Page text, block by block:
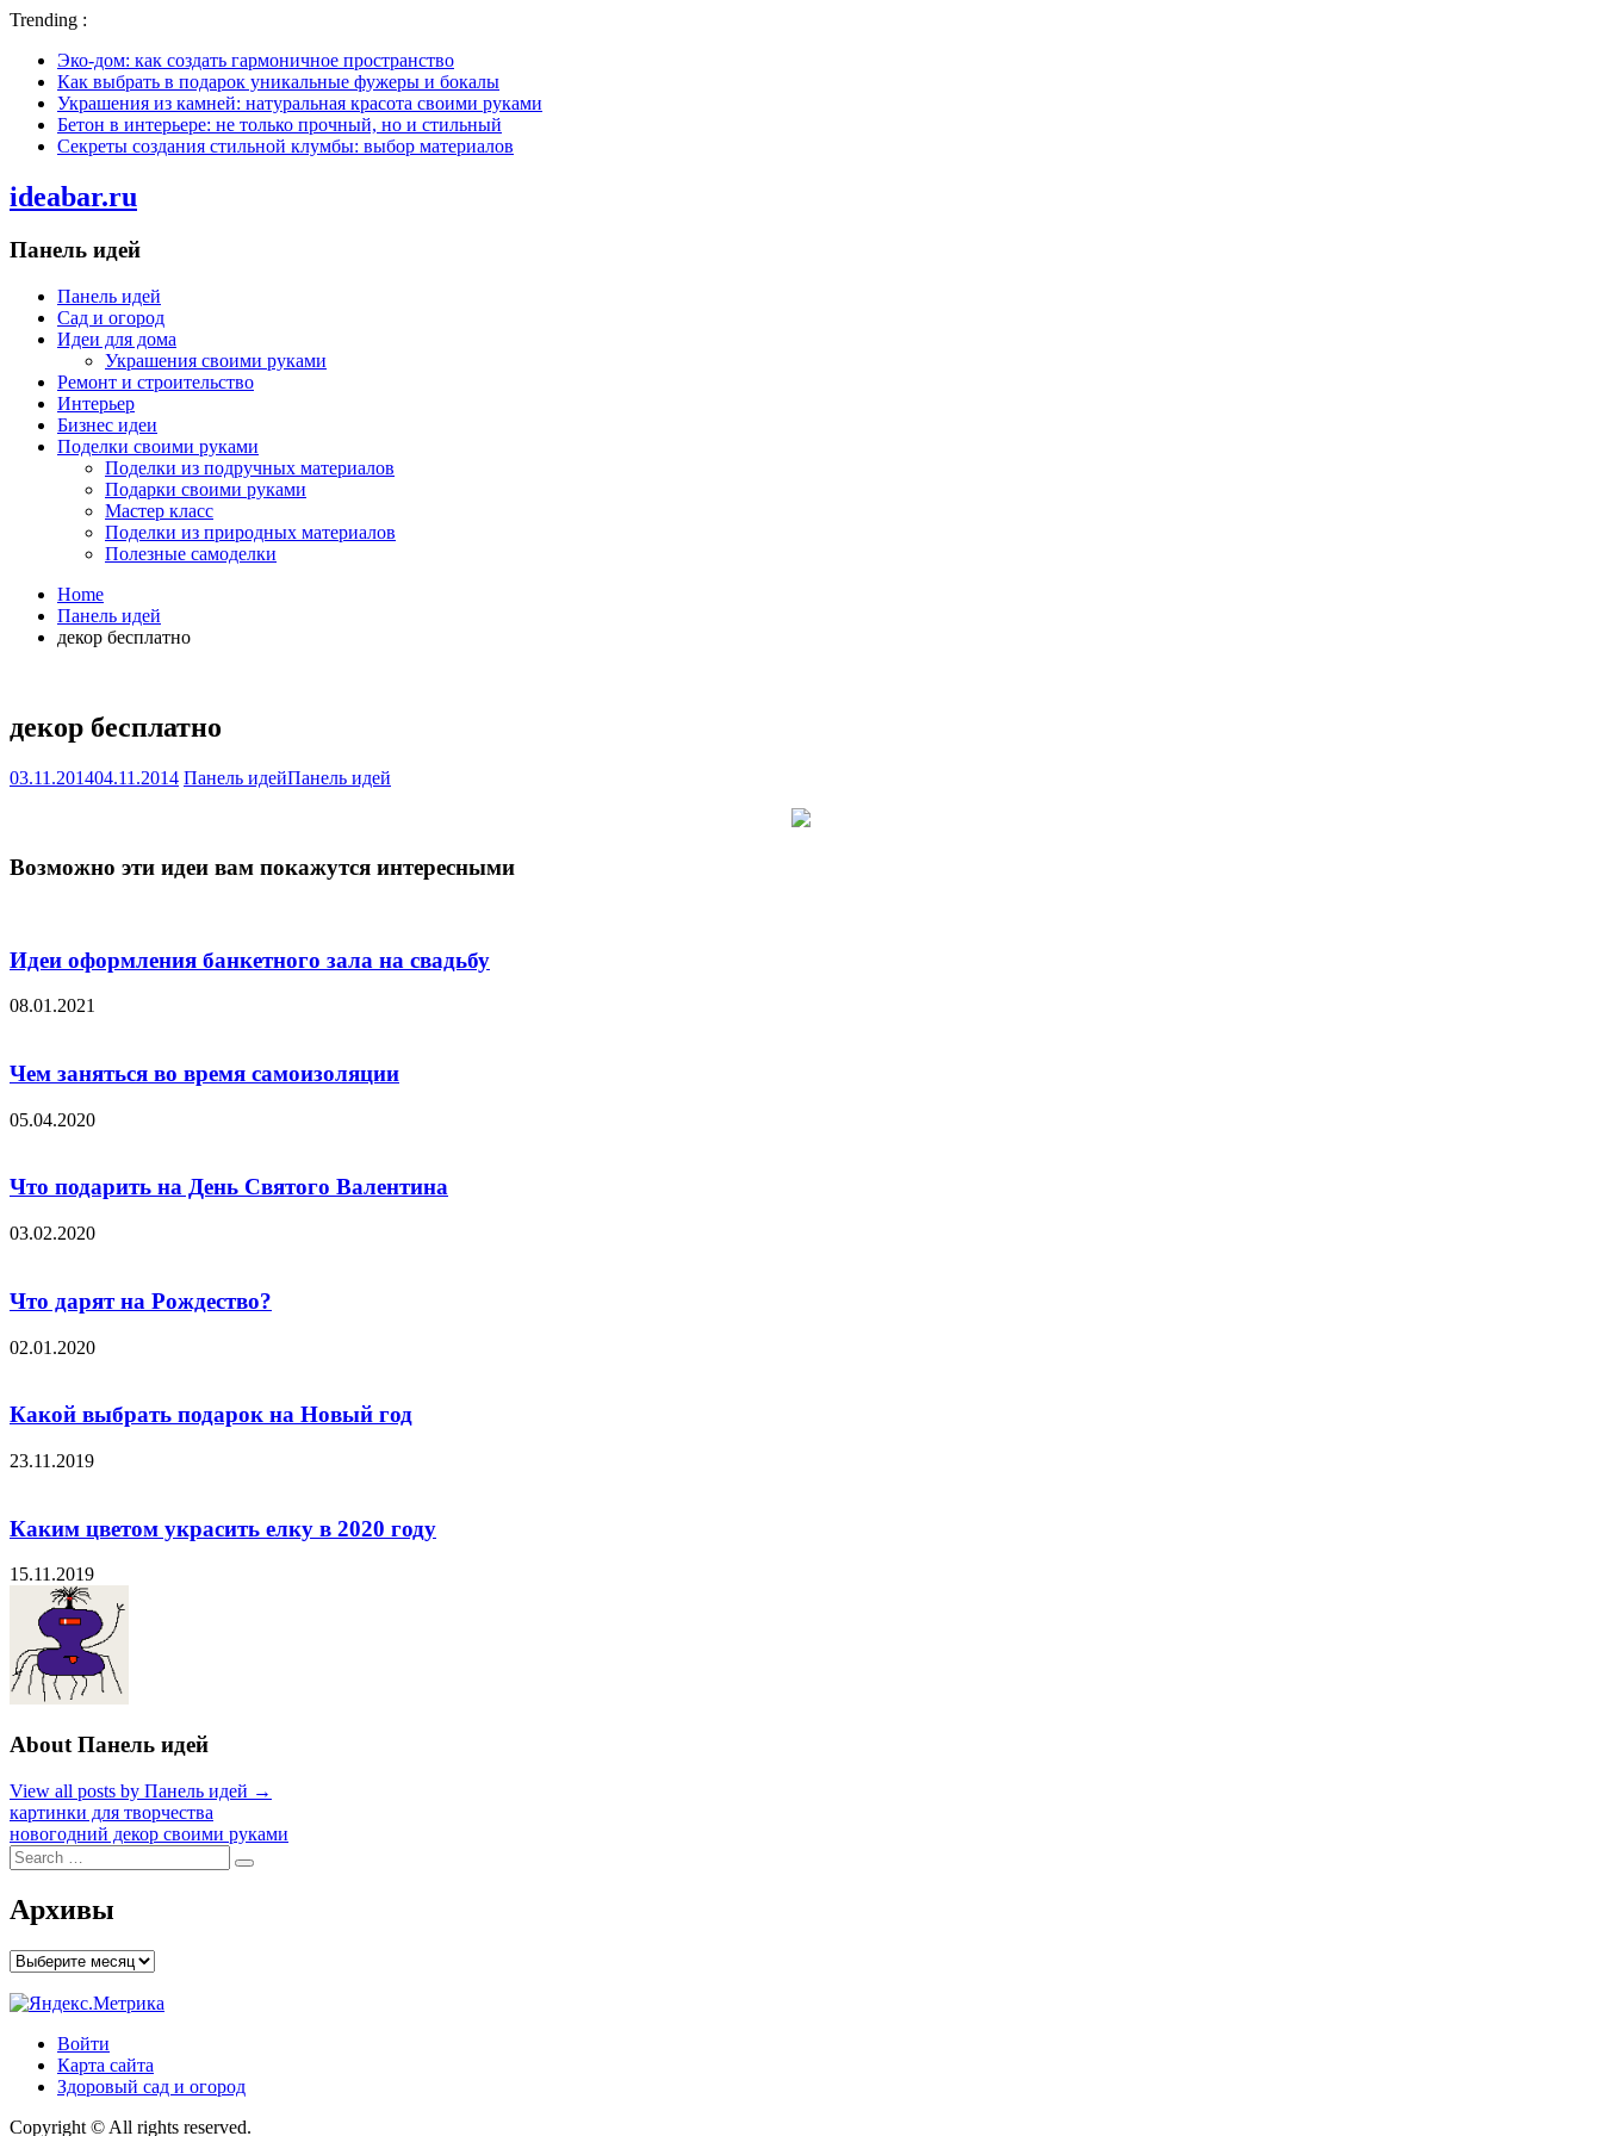
Trending :
Эко-дом: как создать гармоничное пространство
Как выбрать в подарок уникальные фужеры и бокалы
Украшения из камней: натуральная красота своими руками
Бетон в интерьере: не только прочный, но и стильный
Секреты создания стильной клумбы: выбор материалов
ideabar.ru
Панель идей
Панель идей
Сад и огород
Идеи для дома
Украшения своими руками
Ремонт и строительство
Интерьер
Бизнес идеи
Поделки своими руками
Поделки из подручных материалов
Подарки своими руками
Мастер класс
Поделки из природных материалов
Полезные самоделки
Home
Панель идей
декор бесплатно
декор бесплатно
03.11.201404.11.2014 Панель идейПанель идей
Возможно эти идеи вам покажутся интересными
Идеи оформления банкетного зала на свадьбу
08.01.2021
Чем заняться во время самоизоляции
05.04.2020
Что подарить на День Святого Валентина
03.02.2020
Что дарят на Рождество?
02.01.2020
Какой выбрать подарок на Новый год
23.11.2019
Каким цветом украсить елку в 2020 году
15.11.2019
About Панель идей
View all posts by Панель идей →
Навигация
по
записям
картинки для творчества
новогодний декор своими руками
Search
for:
Search
Архивы
Архивы
Войти
Карта сайта
Здоровый сад и огород
Copyright © All rights reserved.